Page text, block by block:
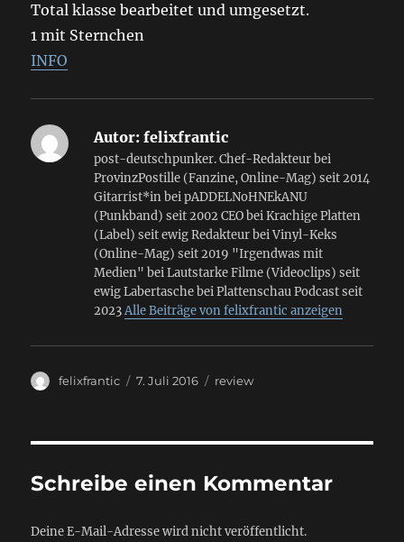
Total klasse bearbeitet und umgesetzt.
1 mit Sternchen
INFO
Autor: felixfrantic
post-deutschpunker. Chef-Redakteur bei
ProvinzPostille (Fanzine, Online-Mag) seit 2014
Gitarrist*in bei pADDELNoHNEkANU
(Punkband) seit 2002 CEO bei Krachige Platten
(Label) seit ewig Redakteur bei Vinyl-Keks
(Online-Mag) seit 2019 "Irgendwas mit
Medien" bei Lautstarke Filme (Videoclips) seit
ewig Labertasche bei Plattenschau Podcast seit
2023Alle Beiträge von felixfrantic anzeigen
Autor
felixfrantic
Veröffentlicht
7. Juli 2016 Kategorien
review
Schreibe einen Kommentar
Deine E-Mail-Adresse wird nicht veröffentlicht.